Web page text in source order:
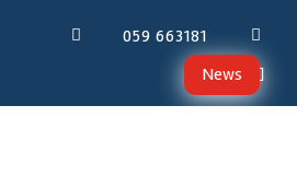
 059 663181 
News